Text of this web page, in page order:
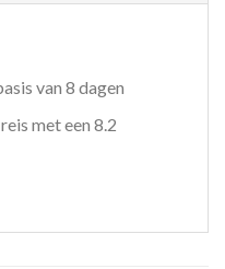
van 8 dagen
met een 8.2